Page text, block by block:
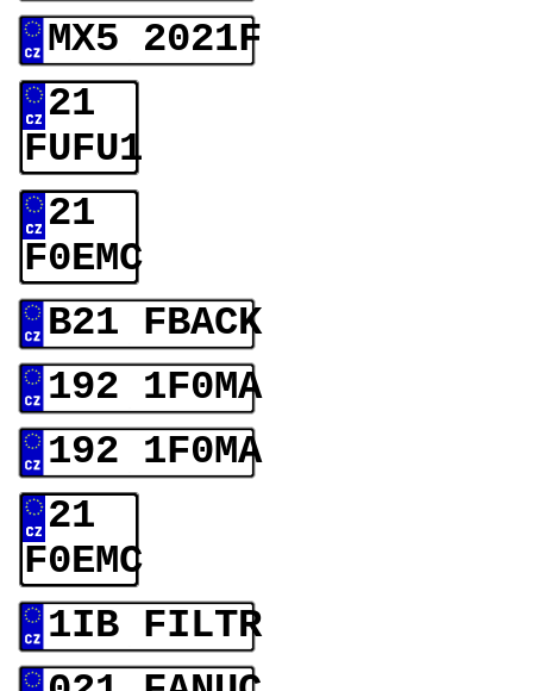
MX5 2021F
21
FUFU1
21
F0EMC
B21 FBACK
192 1F0MA
192 1F0MA
21
F0EMC
1IB FILTR